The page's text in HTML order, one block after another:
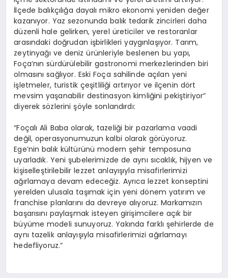
İlçede balıkçılığa dayalı mikro ekonomi yeniden değer
kazanıyor. Yaz sezonunda balık tedarik zincirleri daha
düzenli hale gelirken, yerel üreticiler ve restoranlar
arasındaki doğrudan işbirlikleri yaygınlaşıyor. Tarım,
zeytinyağı ve deniz ürünleriyle beslenen bu yapı,
Foça’nın sürdürülebilir gastronomi merkezlerinden biri
olmasını sağlıyor. Eski Foça sahilinde açılan yeni
işletmeler, turistik çeşitliliği artırıyor ve ilçenin dört
mevsim yaşanabilir destinasyon kimliğini pekiştiriyor”
diyerek sözlerini şöyle sonlandırdı:
“Foçalı Ali Baba olarak, tazeliği bir pazarlama vaadi
değil, operasyonumuzun kalbi olarak görüyoruz.
Ege’nin balık kültürünü modern şehir temposuna
uyarladık. Yeni şubelerimizde de aynı sıcaklık, hijyen ve
kişiselleştirilebilir lezzet anlayışıyla misafirlerimizi
ağırlamaya devam edeceğiz. Ayrıca lezzet konseptini
yerelden ulusala taşımak için yeni dönem yatırım ve
franchise planlarını da devreye alıyoruz. Markamızın
başarısını paylaşmak isteyen girişimcilere açık bir
büyüme modeli sunuyoruz. Yakında farklı şehirlerde de
aynı tazelik anlayışıyla misafirlerimizi ağırlamayı
hedefliyoruz.”